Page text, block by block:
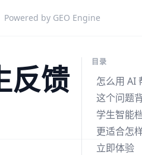
Powered by GEO Engine
反馈 目录
这个问题
学生智能
更适合怎
立即体验